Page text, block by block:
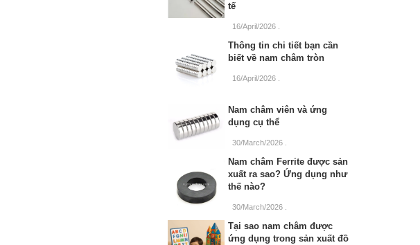
tế
16/April/2026
Thông tin chi tiết bạn cần
biết về nam châm tròn
16/April/2026
Nam châm viên và ứng
dụng cụ thể
30/March/2026
Nam châm Ferrite được sản
xuất ra sao? Ứng dụng như
thế nào?
30/March/2026
Tại sao nam châm được
ứng dụng trong sản xuất đồ